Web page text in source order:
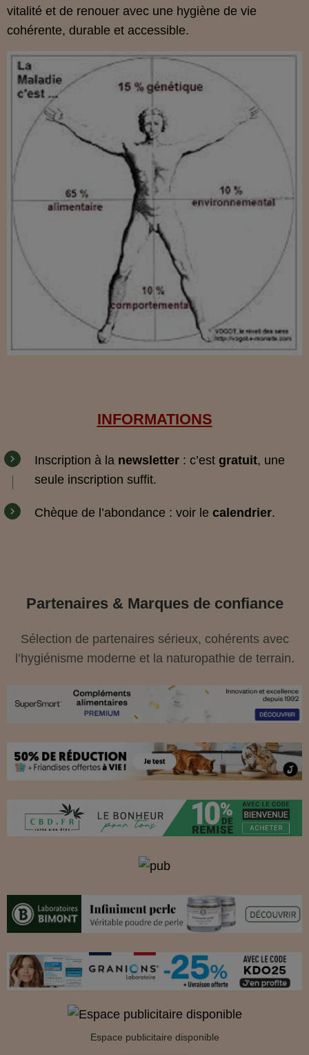
vitalité et de renouer avec une hygiène de vie
cohérente, durable et accessible.
INFORMATIONS
Inscription à la newsletter : c’est gratuit, une
seule inscription suffit.
Chèque de l’abondance : voir le calendrier.
Partenaires & Marques de confiance
Sélection de partenaires sérieux, cohérents avec
l’hygiénisme moderne et la naturopathie de terrain.
Espace publicitaire disponible